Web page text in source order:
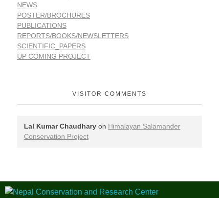
NEWS
POSTER/BROCHURES
PUBLICATIONS
REPORTS/BOOKS/NEWSLETTERS
SCIENTIFIC_PAPERS
UP COMING PROJECT
VISITOR COMMENTS
Lal Kumar Chaudhary on Himalayan Salamander
Conservation Project